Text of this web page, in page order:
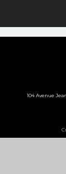
104 Avenue